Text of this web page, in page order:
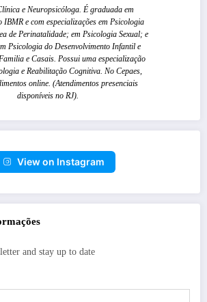
e Neuropsicóloga. É graduada em
IBMR e com especializações em Psicologia
de Perinatalidade; em Psicologia Sexual; e
Psicologia do Desenvolvimento Infantil e
e Casais. Possui uma especialização
e Reabilitação Cognitiva. No Cepaes,
online. (Atendimentos presenciais
disponíveis no RJ).
View on Instagram
and stay up to date